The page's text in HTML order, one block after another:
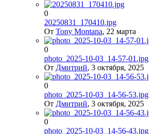
0
20250831_170410.jpg
От Tony Montana, 22 марта
0
photo_2025-10-03_14-57-01.jpg
От Дмитрий, 3 октября, 2025
0
photo_2025-10-03_14-56-53.jpg
От Дмитрий, 3 октября, 2025
0
photo_2025-10-03_14-56-43.jpg